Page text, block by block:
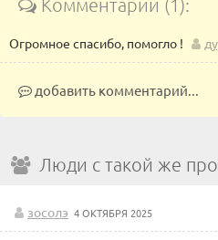
Комментарии (1):
Огромное спасибо, помогло !
добавить комментарий...
Люди с такой же
зосолэ 4 ОКТЯБРЯ 2025